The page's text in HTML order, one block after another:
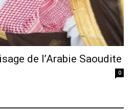
de l’Arabie Saoudite
0